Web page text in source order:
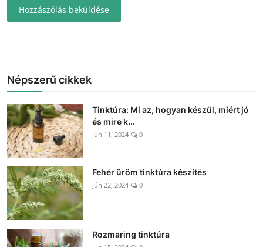
Hozzászólás beküldése
Népszerű cikkek
Tinktúra: Mi az, hogyan készül, miért jó
és mire k...
Jún 11, 2024 0
Fehér üröm tinktúra készítés
Jún 22, 2024 0
Rozmaring tinktúra